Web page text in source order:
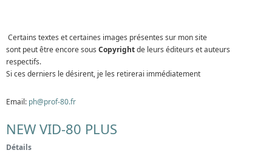
Certains textes et certaines images présentes sur mon site
sont peut être encore sous Copyrightde leurs éditeurs et auteurs
respectifs.
Si ces derniers le désirent, je les retirerai immédiatement
Email: ph@prof-80.fr
NEW VID-80 PLUS
Détails